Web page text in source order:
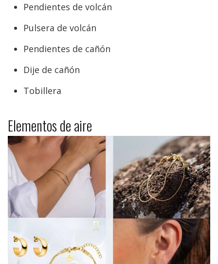
Pendientes de volcán
Pulsera de volcán
Pendientes de cañón
Dije de cañón
Tobillera
Elementos de aire